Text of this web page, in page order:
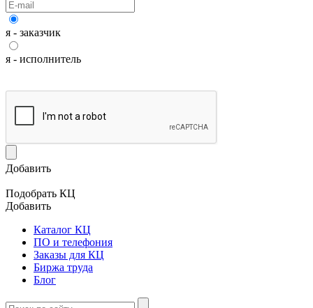
я - заказчик
я - исполнитель
Добавить
Подобрать КЦ
Добавить
Каталог КЦ
ПО и телефония
Заказы для КЦ
Биржа труда
Блог